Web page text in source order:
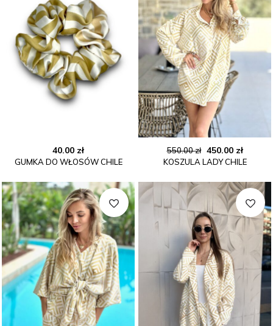
40.00 zł
GUMKA DO WŁOSÓW CHILE
550.00zł Pierwotna
cena
550.00 zł.
450.00 zł
cena
450.00
KOSZULA LADY CHILE